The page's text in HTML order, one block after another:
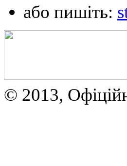
або пишіть:
© 2013,